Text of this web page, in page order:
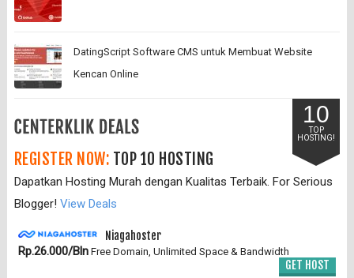
DatingScript Software CMS untuk Membuat Website
Kencan Online
10
TOP
HOSTING!
REGISTER NOW: TOP 10 HOSTING
Dapatkan Hosting Murah dengan Kualitas Terbaik. For Serious
Blogger! View Deals
Niagahoster
Rp.26.000/BlnFree Domain, Unlimited Space & Bandwidth
GET HOST